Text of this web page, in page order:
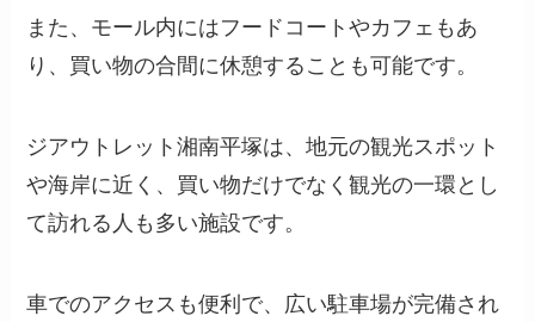
また、モール内にはフードコートやカフェもあ
り、買い物の合間に休憩することも可能です。
ジアウトレット湘南平塚は、地元の観光スポット
や海岸に近く、買い物だけでなく観光の一環とし
て訪れる人も多い施設です。
車でのアクセスも便利で、広い駐車場が完備され